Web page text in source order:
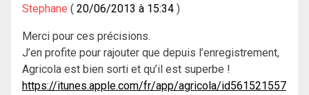
Stephane 20/06/2013 à 15:34
Merci pour ces précisions.
J’en profite pour rajouter que depuis l’enregistrement,
Agricola est bien sorti et qu’il est superbe !
https://itunes.apple.com/fr/app/agricola/id561521557